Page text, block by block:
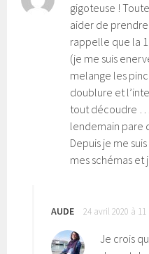
gigoteuse !
aider de
rappelle que la
(je me suis
melange les
doublure et
tout découdre …
lendemain pare
Depuis je me
mes schémas et
AUDE 24 avril 2020 à
Je crois